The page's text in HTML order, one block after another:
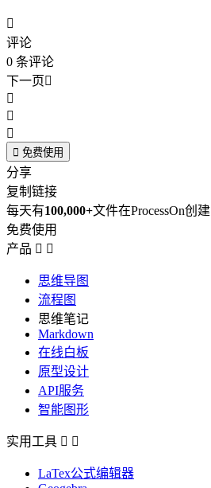

评论
0 条评论
下一页



 免费使用
分享
复制链接
每天有100,000+文件在ProcessOn创建
免费使用
产品  
思维导图
流程图
思维笔记
Markdown
在线白板
原型设计
API服务
智能图形
实用工具  
LaTex公式编辑器